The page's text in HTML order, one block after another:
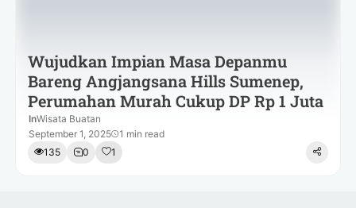
Wujudkan Impian Masa Depanmu
Bareng Angjangsana Hills Sumenep,
Perumahan Murah Cukup DP Rp 1 Juta
InWisata Buatan
September 1, 2025
1 min read
135
0 1